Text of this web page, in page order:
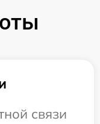
связи